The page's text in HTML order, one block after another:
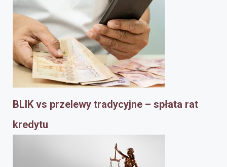
BLIK vs przelewy tradycyjne – spłata rat
kredytu